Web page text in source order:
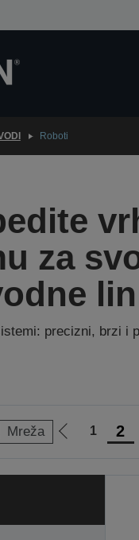
Roboti
za
precizni, brzi i
Mreža
Idi
prethodnu
1 2